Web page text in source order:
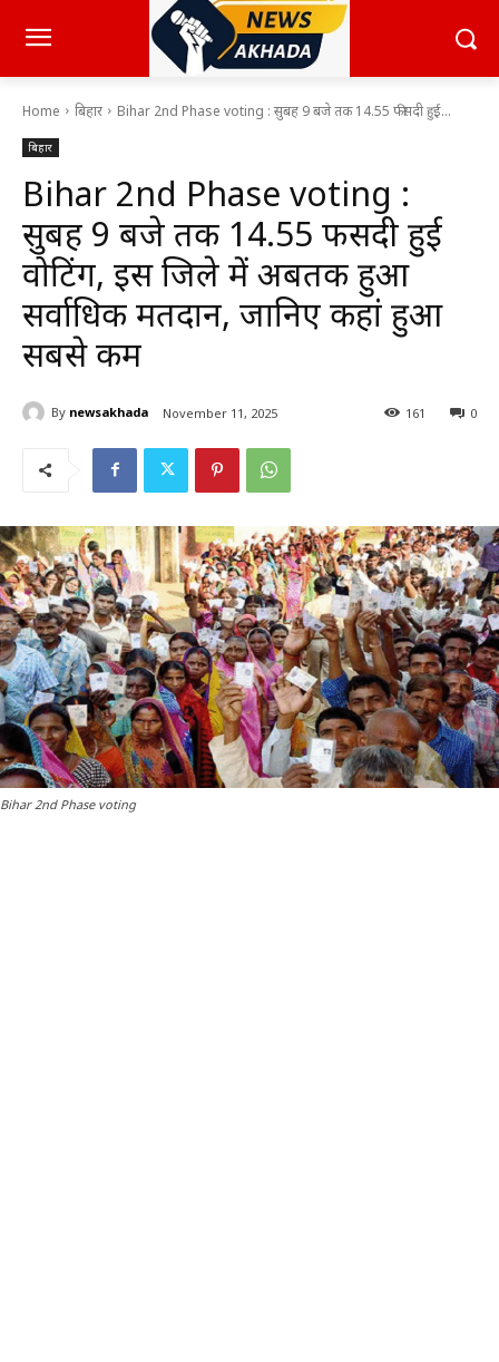
Home बिहार Bihar 2nd Phase voting : सुबह 9 बजे तक 14.55 फीसदी हुई...
बिहार
Bihar 2nd Phase voting :
सुबह 9 बजे तक 14.55 फीसदी हुई
वोटिंग, इस जिले में अबतक हुआ
सर्वाधिक मतदान, जानिए कहां हुआ
सबसे कम
By newsakhada November 11, 2025 0
161
Bihar 2nd Phase voting